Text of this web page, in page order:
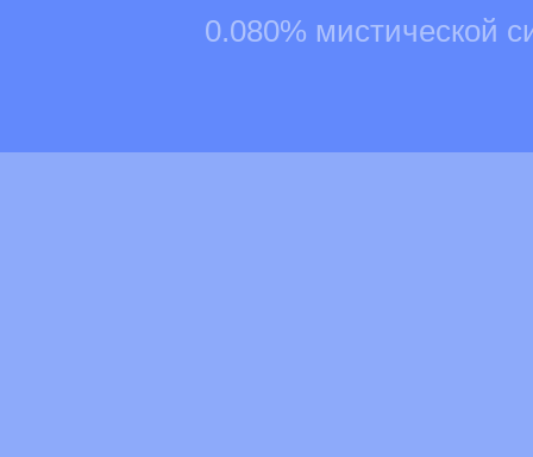
0.080% мистической